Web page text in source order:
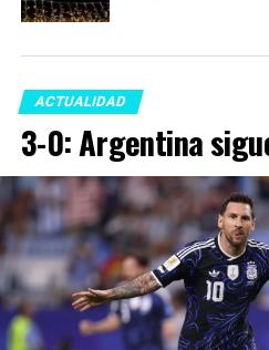
ACTUALIDAD
3-0: Argentina